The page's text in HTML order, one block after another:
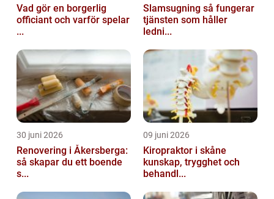
Vad gör en borgerlig
officiant och varför spelar
...
Slamsugning så fungerar
tjänsten som håller
ledni...
30 juni 2026
Renovering i Åkersberga:
så skapar du ett boende
s...
09 juni 2026
Kiropraktor i skåne
kunskap, trygghet och
behandl...